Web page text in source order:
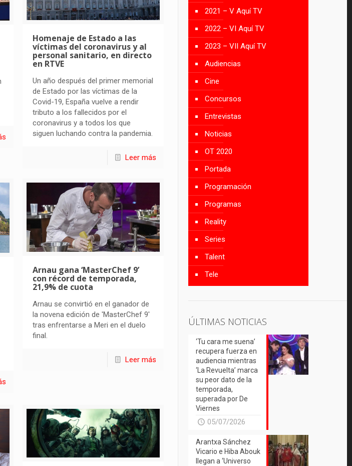
Homenaje de Estado a las
víctimas del coronavirus y al
personal sanitario, en directo
en RTVE
Un año después del primer memorial
de Estado por las víctimas de la
Covid-19, España vuelve a rendir
tributo a los fallecidos por el
coronavirus y a todos los que
siguen luchando contra la pandemia.
Leer más
Arnau gana ‘MasterChef 9’
con récord de temporada,
21,9% de cuota
Arnau se convirtió en el ganador de
la novena edición de 'MasterChef 9'
tras enfrentarse a Meri en el duelo
final.
Leer más
2021 – V Aquí TV
2022 – VI Aquí TV
2023 – VII Aquí TV
Audiencias
Cine
Concursos
Entrevistas
Noticias
OT 2020
Portada
Programación
Programas
Reality
Series
Talent
Tele
ÚLTIMAS NOTICIAS
‘Tu cara me suena’
recupera fuerza en
audiencia mientras
‘La Revuelta’ marca
su peor dato de la
temporada,
superada por De
Viernes
05/07/2026
Arantxa Sánchez
Vicario e Hiba Abouk
llegan a ‘Universo